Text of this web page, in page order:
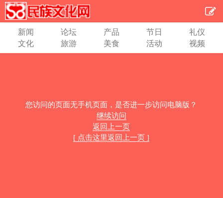
新闻 论坛 产品 节日
礼仪
文化
旅游 美食 活动 视频
您访问的页面无手机页面，是否进一步访问电脑版？
继续访问
返回上一页
[ 点击这里返回上一页 ]